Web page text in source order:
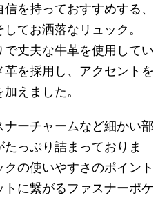
を持っておすすめする、
てお洒落なリュック。
丈夫な牛革を使用してい
革を採用し、アクセントを
えました。
ーチャームなど細かい部
っぷり詰まっておりま
の使いやすさのポイント
に繋がるファスナーポケ